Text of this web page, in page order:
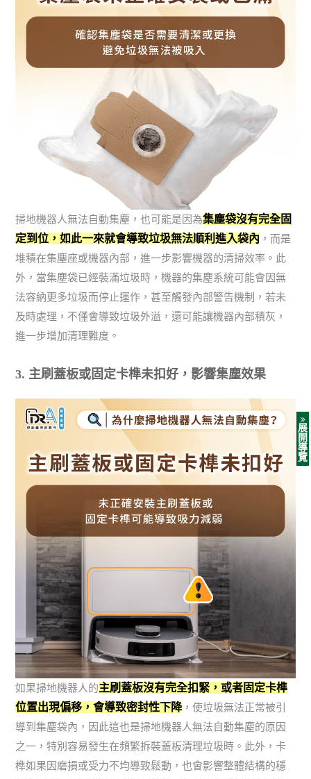
掃地機器人無法自動集塵，也可能是因為集塵袋沒有完全固
定到位，如此一來就會導致垃圾無法順利進入袋內 ，而是
堆積在集塵座或機器內部，進一步影響機器的清掃效率。此
外，當集塵袋已經裝滿垃圾時，機器的集塵系統可能會因無
法容納更多垃圾而停止運作，甚至觸發內部警告機制，若未
及時處理，不僅會導致垃圾外溢，還可能讓機器內部積灰，
進一步增加清理難度。
3. 主刷蓋板或固定卡榫未扣好，影響集塵效果
如果掃地機器人的主刷蓋板沒有完全扣緊，或者固定卡榫
位置出現偏移，會導致密封性下降，使垃圾無法正常被引
導到集塵袋內，因此這也是掃地機器人無法自動集塵的原因
之一，特別容易發生在頻繁拆裝蓋板清理垃圾時。此外，卡
榫如果因磨損或受力不均導致鬆動，也會影響整體結構的穩
展
開
導
覽